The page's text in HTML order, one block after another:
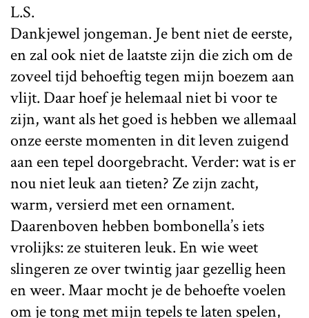
L.S.
Dankjewel jongeman. Je bent niet de eerste,
en zal ook niet de laatste zijn die zich om de
zoveel tijd behoeftig tegen mijn boezem aan
vlijt. Daar hoef je helemaal niet bi voor te
zijn, want als het goed is hebben we allemaal
onze eerste momenten in dit leven zuigend
aan een tepel doorgebracht. Verder: wat is er
nou niet leuk aan tieten? Ze zijn zacht,
warm, versierd met een ornament.
Daarenboven hebben bombonella’s iets
vrolijks: ze stuiteren leuk. En wie weet
slingeren ze over twintig jaar gezellig heen
en weer. Maar mocht je de behoefte voelen
om je tong met mijn tepels te laten spelen,